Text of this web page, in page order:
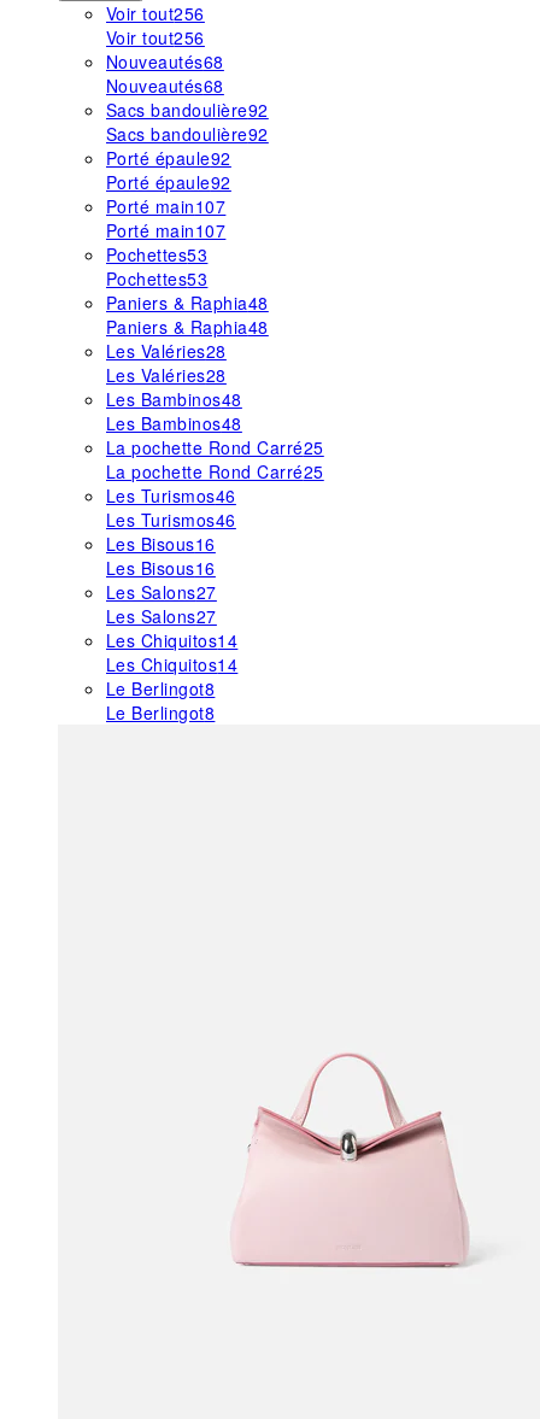
Voir tout256
Voir tout256
Nouveautés68
Nouveautés68
Sacs bandoulière92
Sacs bandoulière92
Porté épaule92
Porté épaule92
Porté main107
Porté main107
Pochettes53
Pochettes53
Paniers & Raphia48
Paniers & Raphia48
Les Valéries28
Les Valéries28
Les Bambinos48
Les Bambinos48
La pochette Rond Carré25
La pochette Rond Carré25
Les Turismos46
Les Turismos46
Les Bisous16
Les Bisous16
Les Salons27
Les Salons27
Les Chiquitos14
Les Chiquitos14
Le Berlingot8
Le Berlingot8